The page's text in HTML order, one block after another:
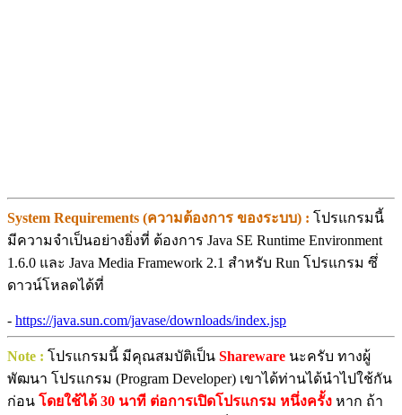
System Requirements (ความต้องการ ของระบบ) : โปรแกรมนี้
มีความจำเป็นอย่างยิ่งที่ ต้องการ Java SE Runtime Environment
1.6.0 และ Java Media Framework 2.1 สำหรับ Run โปรแกรม ซึ่
ดาวน์โหลดได้ที่
- https://java.sun.com/javase/downloads/index.jsp
Note : โปรแกรมนี้ มีคุณสมบัติเป็น Shareware นะครับ ทางผู้
พัฒนา โปรแกรม (Program Developer) เขาได้ท่านได้นำไปใช้กัน
ก่อน โดยใช้ได้ 30 นาที ต่อการเปิดโปรแกรม หนึ่งครั้ง หาก ถ้า